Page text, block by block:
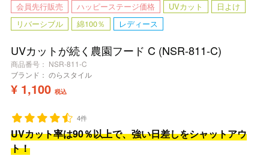
会員先行販売 ハッピーステージ価格 UVカット
日よけ
リバーシブル
綿100％ レディース
UVカットが続く農園フード C (NSR-811-C)
商品番号
NSR-811-C
ブランド： のらスタイル
¥ 1,100 税込
4件
UVカット率は90％以上で、強い日差しをシャットアウ
ト！